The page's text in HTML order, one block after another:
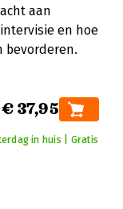
aan
en hoe
bevorderen.
€ 37,95
in huis | Gratis